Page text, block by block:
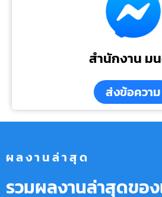
สำนักงาน ม
ส่งข้อความ
ผลงานล่าสุด
รวมผลงานล่าสุดของ